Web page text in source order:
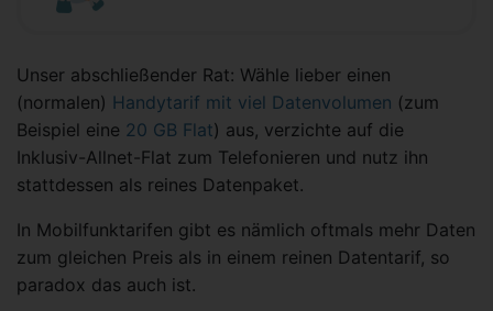
Unser abschließender Rat: Wähle lieber einen
(normalen) Handytarif mit viel Datenvolumen (zum
Beispiel eine 20 GB Flat) aus, verzichte auf die
Inklusiv-Allnet-Flat zum Telefonieren und nutz ihn
stattdessen als reines Datenpaket.
In Mobilfunktarifen gibt es nämlich oftmals mehr Daten
zum gleichen Preis als in einem reinen Datentarif, so
paradox das auch ist.